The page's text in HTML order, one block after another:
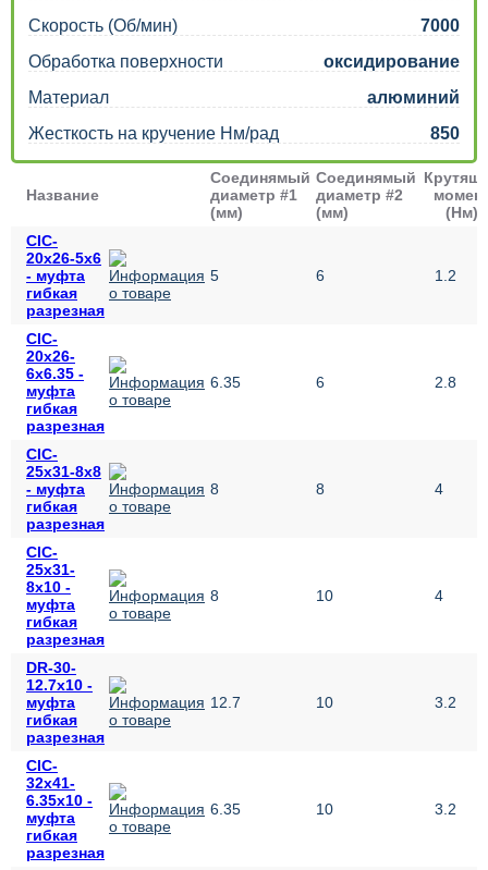
Скорость (Об/мин)
7000
Обработка поверхности
оксидирование
Материал
алюминий
Жесткость на кручение Нм/рад
850
Название
Соединямый
диаметр #1
(мм)
Соединямый
диаметр #2
(мм)
(Нм)
CIC-
20х26-5х6
- муфта
гибкая
разрезная
5 6 1.2
CIC-
20х26-
6х6.35 -
муфта
гибкая
разрезная
6.35 6 2.8
CIC-
25х31-8х8
- муфта
гибкая
разрезная
8 8 4
CIC-
25х31-
8х10 -
муфта
гибкая
разрезная
8 10 4
DR-30-
12.7x10 -
муфта
гибкая
разрезная
12.7 10 3.2
CIC-
32х41-
6.35х10 -
муфта
гибкая
разрезная
6.35 10 3.2